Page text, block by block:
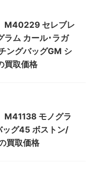
M40229 セレブレ
ラム カール･ラガ
ングバッグGM シ
買取価格
M41138 モノグラ
ッグ45 ボストン/
買取価格